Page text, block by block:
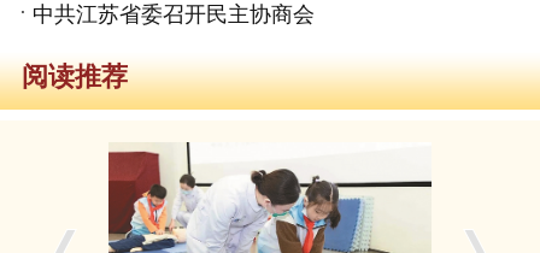
中共江苏省委召开民主协商会
阅读推荐